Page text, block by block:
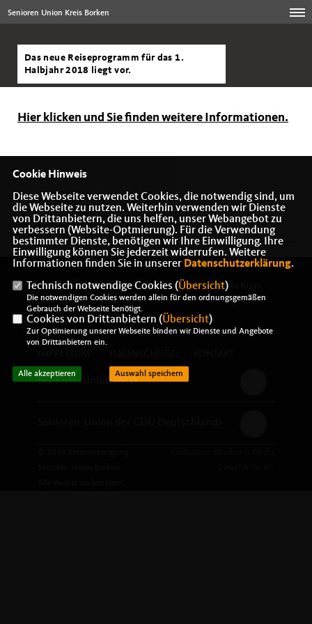
Senioren Union Kreis Borken
Das neue Reiseprogramm für das 1.
Halbjahr 2018 liegt vor.
Hier klicken und Sie finden weitere Informationen.
27.08.2017, 19:47 Uhr
Herzlich willkommen bei der Senioren Union im Kreis
Borken.
Senioren Union NRW
Cookie Hinweis
Diese Webseite verwendet Cookies, die notwendig sind, um
die Webseite zu nutzen. Weiterhin verwenden wir Dienste
von Drittanbietern, die uns helfen, unser Webangebot zu
verbessern (Website-Optmierung). Für die Verwendung
bestimmter Dienste, benötigen wir Ihre Einwilligung. Ihre
Einwilligung können Sie jederzeit widerrufen. Weitere
Informationen finden Sie in unserer Datenschutzerklärung.
Technisch notwendige Cookies (Übersicht)
Die notwendigen Cookies werden allein für den ordnungsgemäßen
Gebrauch der Webseite benötigt.
Cookies von Drittanbietern (Übersicht)
Zur Optimierung unserer Webseite binden wir Dienste und Angebote
von Drittanbietern ein.
Alle akzeptieren Auswahl speichern